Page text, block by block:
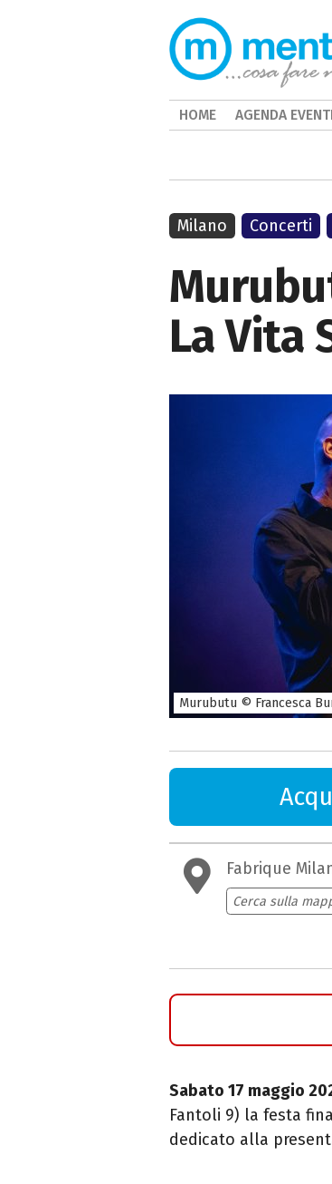
La Vita
Murubutu © Francesca
Fabrique
Cerca sulla
Sabato 17 maggio
Fantoli 9) la festa
dedicato alla
Milano Concerti
HOME AGENDA EVENTI